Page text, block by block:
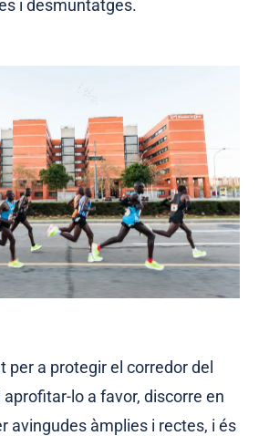
i desmuntatges.
per a protegir el corredor del
lo a favor, discorre en
avingudes àmplies i rectes, i és